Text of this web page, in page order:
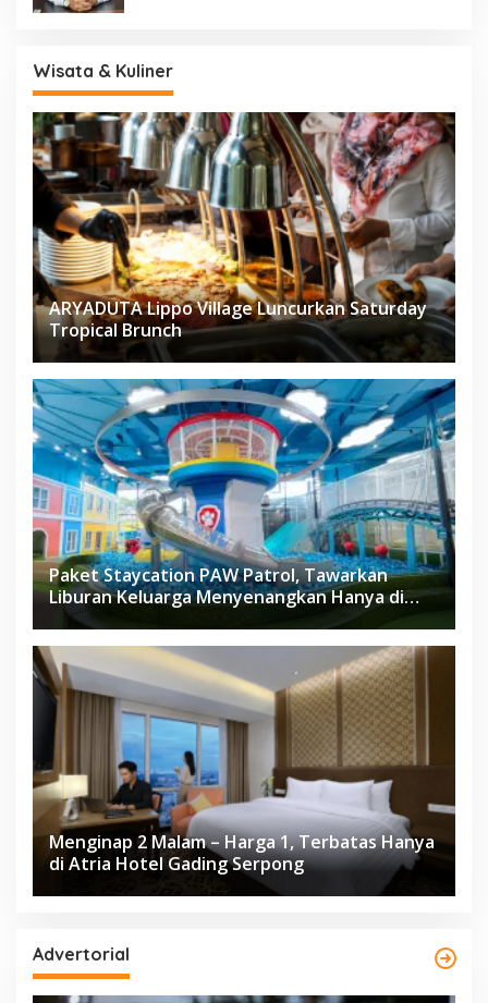
Wisata & Kuliner
ARYADUTA Lippo Village Luncurkan Saturday
Tropical Brunch
Paket Staycation PAW Patrol, Tawarkan
Liburan Keluarga Menyenangkan Hanya di
Herloom Hotel BSD
Menginap 2 Malam – Harga 1, Terbatas Hanya
di Atria Hotel Gading Serpong
Advertorial